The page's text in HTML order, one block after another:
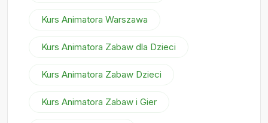
Kurs Animatora Warszawa
Kurs Animatora Zabaw dla Dzieci
Kurs Animatora Zabaw Dzieci
Kurs Animatora Zabaw i Gier